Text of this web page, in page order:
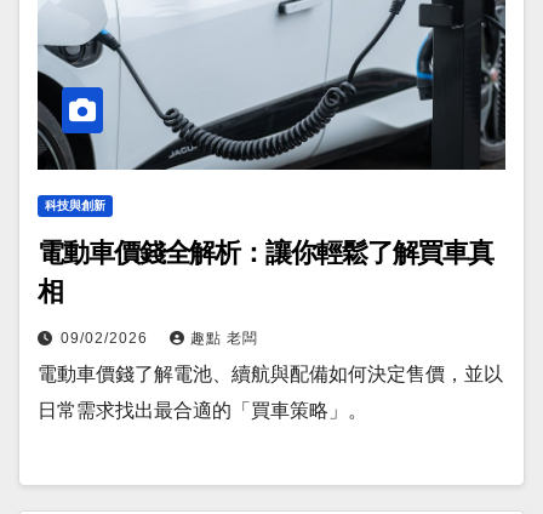
科技與創新
電動車價錢全解析：讓你輕鬆了解買車真
相
09/02/2026 趣點 老闆
電動車價錢了解電池、續航與配備如何決定售價，並以
日常需求找出最合適的「買車策略」。